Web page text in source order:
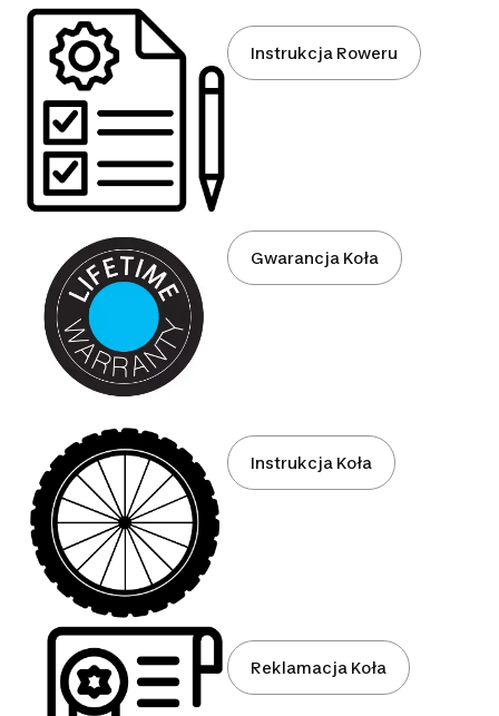
Instrukcja Roweru
Gwarancja Koła
Instrukcja Koła
Reklamacja Koła